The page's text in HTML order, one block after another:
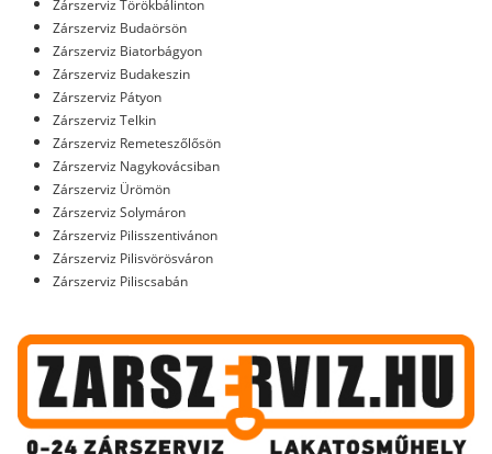
Zárszerviz Törökbálinton
Zárszerviz Budaörsön
Zárszerviz Biatorbágyon
Zárszerviz Budakeszin
Zárszerviz Pátyon
Zárszerviz Telkin
Zárszerviz Remeteszőlősön
Zárszerviz Nagykovácsiban
Zárszerviz Ürömön
Zárszerviz Solymáron
Zárszerviz Pilisszentivánon
Zárszerviz Pilisvörösváron
Zárszerviz Piliscsabán